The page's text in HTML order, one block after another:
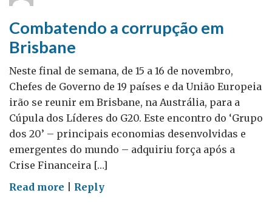
Unido
e
no
resto
do
mundo
Combatendo a corrupção em
Brisbane
Neste final de semana, de 15 a 16 de novembro,
Chefes de Governo de 19 países e da União Europeia
irão se reunir em Brisbane, na Austrália, para a
Cúpula dos Líderes do G20. Este encontro do ‘Grupo
dos 20’ – principais economias desenvolvidas e
emergentes do mundo – adquiriu força após a
Crise Financeira […]
Read more onReply